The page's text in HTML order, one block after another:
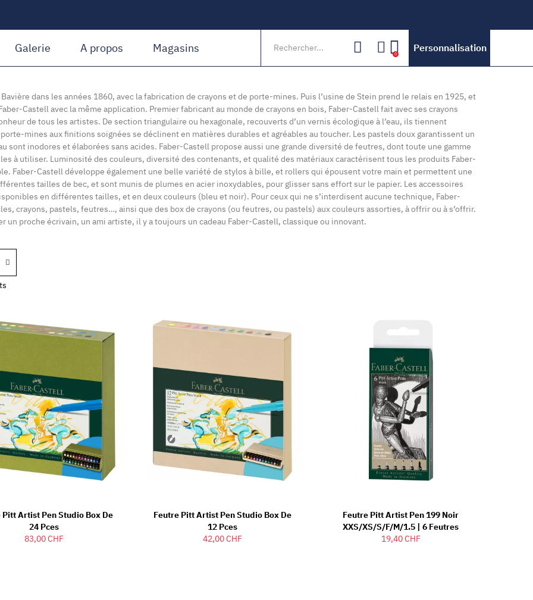
Galerie A propos Magasins 0
Personnalisation
dans les années 1860, avec la fabrication de crayons et de porte-mines. Puis l’usine de Stein prend le relais en 1925, et
Castell avec la même application. Premier fabricant au monde de crayons en bois, Faber-Castell fait avec ses crayons
de tous les artistes. De section triangulaire ou hexagonale, recouverts d’un vernis écologique à l’eau, ils tiennent
mines aux finitions soignées se déclinent en matières durables et agréables au toucher. Les pastels doux garantissent un
sont inodores et élaborées sans acides. Faber-Castell propose aussi une grande diversité de feutres, dont toute une gamme
à utiliser. Luminosité des couleurs, diversité des contenants, et qualité des matériaux caractérisent tous les produits Faber-
Faber-Castell développe également une belle variété de stylos à bille, et rollers qui épousent votre main et permettent une
tailles de bec, et sont munis de plumes en acier inoxydables, pour glisser sans effort sur le papier. Les accessoires
en différentes tailles, et en deux couleurs (bleu et noir). Pour ceux qui ne s’interdisent aucune technique, Faber-
crayons, pastels, feutres…, ainsi que des box de crayons (ou feutres, ou pastels) aux couleurs assorties, à offrir ou à s’offrir.
un proche écrivain, un ami artiste, il y a toujours un cadeau Faber-Castell, classique ou innovant.
Pitt Artist Pen Studio Box De
24 Pces
83,00 CHF
Feutre Pitt Artist Pen Studio Box De
12 Pces
42,00 CHF
Feutre Pitt Artist Pen 199 Noir
XXS/XS/S/F/M/1.5 | 6 Feutres
19,40 CHF